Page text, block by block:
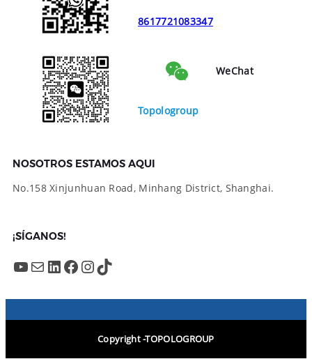
8617721083347
WeChat
Topologroup
NOSOTROS ESTAMOS AQUI
No.158 Xinjunhuan Road, Minhang District, Shanghai.
¡SÍGANOS!
YouTube Mail LinkedIn Facebook InstagramTikTok
Copyright -TOPOLOGROUP